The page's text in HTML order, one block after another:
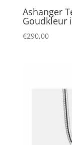
Ashanger
Goudkleur
€290,00